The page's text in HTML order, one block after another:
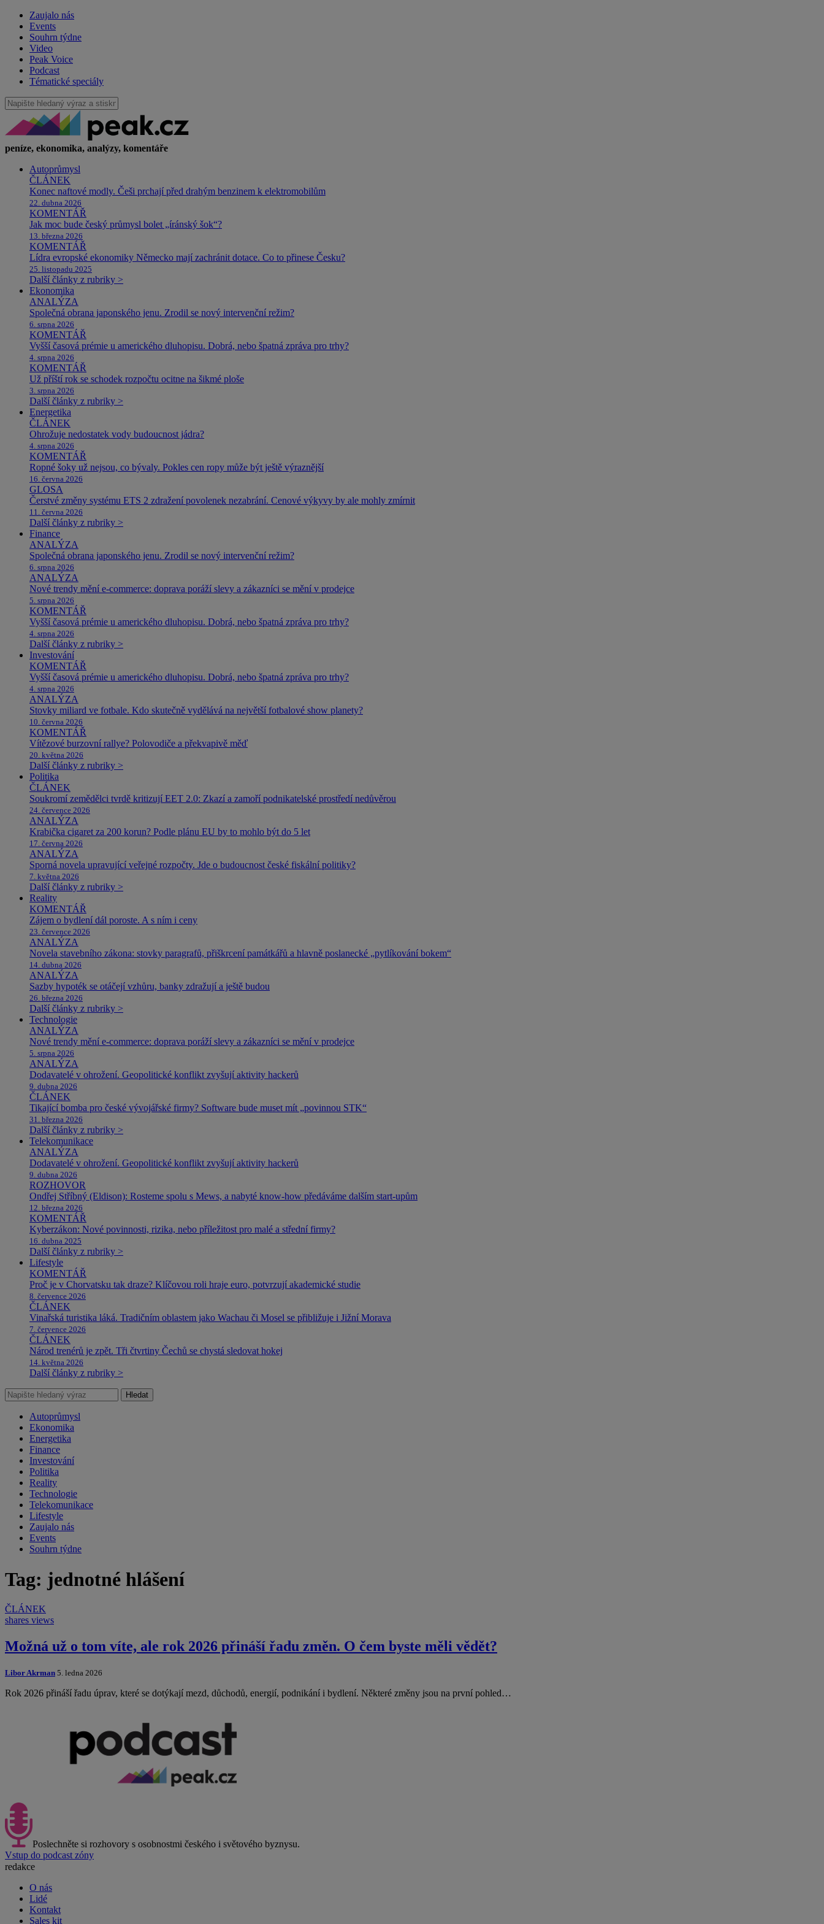
Zaujalo nás
Events
Souhrn týdne
Video
Peak Voice
Podcast
Tématické speciály
peníze, ekonomika, analýzy, komentáře
Autoprůmysl
ČLÁNEK
Konec naftové modly. Češi prchají před drahým benzinem k elektromobilům
22. dubna 2026
KOMENTÁŘ
Jak moc bude český průmysl bolet „íránský šok“?
13. března 2026
KOMENTÁŘ
Lídra evropské ekonomiky Německo mají zachránit dotace. Co to přinese Česku?
25. listopadu 2025
Další články z rubriky >
Ekonomika
ANALÝZA
Společná obrana japonského jenu. Zrodil se nový intervenční režim?
6. srpna 2026
KOMENTÁŘ
Vyšší časová prémie u amerického dluhopisu. Dobrá, nebo špatná zpráva pro trhy?
4. srpna 2026
KOMENTÁŘ
Už příští rok se schodek rozpočtu ocitne na šikmé ploše
3. srpna 2026
Další články z rubriky >
Energetika
ČLÁNEK
Ohrožuje nedostatek vody budoucnost jádra?
4. srpna 2026
KOMENTÁŘ
Ropné šoky už nejsou, co bývaly. Pokles cen ropy může být ještě výraznější
16. června 2026
GLOSA
Čerstvé změny systému ETS 2 zdražení povolenek nezabrání. Cenové výkyvy by ale mohly zmírnit
11. června 2026
Další články z rubriky >
Finance
ANALÝZA
Společná obrana japonského jenu. Zrodil se nový intervenční režim?
6. srpna 2026
ANALÝZA
Nové trendy mění e-commerce: doprava poráží slevy a zákazníci se mění v prodejce
5. srpna 2026
KOMENTÁŘ
Vyšší časová prémie u amerického dluhopisu. Dobrá, nebo špatná zpráva pro trhy?
4. srpna 2026
Další články z rubriky >
Investování
KOMENTÁŘ
Vyšší časová prémie u amerického dluhopisu. Dobrá, nebo špatná zpráva pro trhy?
4. srpna 2026
ANALÝZA
Stovky miliard ve fotbale. Kdo skutečně vydělává na největší fotbalové show planety?
10. června 2026
KOMENTÁŘ
Vítězové burzovní rallye? Polovodiče a překvapivě měď
20. května 2026
Další články z rubriky >
Politika
ČLÁNEK
Soukromí zemědělci tvrdě kritizují EET 2.0: Zkazí a zamoří podnikatelské prostředí nedůvěrou
24. července 2026
ANALÝZA
Krabička cigaret za 200 korun? Podle plánu EU by to mohlo být do 5 let
17. června 2026
ANALÝZA
Sporná novela upravující veřejné rozpočty. Jde o budoucnost české fiskální politiky?
7. května 2026
Další články z rubriky >
Reality
KOMENTÁŘ
Zájem o bydlení dál poroste. A s ním i ceny
23. července 2026
ANALÝZA
Novela stavebního zákona: stovky paragrafů, přiškrcení památkářů a hlavně poslanecké „pytlíkování bokem“
14. dubna 2026
ANALÝZA
Sazby hypoték se otáčejí vzhůru, banky zdražují a ještě budou
26. března 2026
Další články z rubriky >
Technologie
ANALÝZA
Nové trendy mění e-commerce: doprava poráží slevy a zákazníci se mění v prodejce
5. srpna 2026
ANALÝZA
Dodavatelé v ohrožení. Geopolitické konflikt zvyšují aktivity hackerů
9. dubna 2026
ČLÁNEK
Tikající bomba pro české vývojářské firmy? Software bude muset mít „povinnou STK“
31. března 2026
Další články z rubriky >
Telekomunikace
ANALÝZA
Dodavatelé v ohrožení. Geopolitické konflikt zvyšují aktivity hackerů
9. dubna 2026
ROZHOVOR
Ondřej Stříbný (Eldison): Rosteme spolu s Mews, a nabyté know-how předáváme dalším start-upům
12. března 2026
KOMENTÁŘ
Kyberzákon: Nové povinnosti, rizika, nebo příležitost pro malé a střední firmy?
16. dubna 2025
Další články z rubriky >
Lifestyle
KOMENTÁŘ
Proč je v Chorvatsku tak draze? Klíčovou roli hraje euro, potvrzují akademické studie
8. července 2026
ČLÁNEK
Vinařská turistika láká. Tradičním oblastem jako Wachau či Mosel se přibližuje i Jižní Morava
7. července 2026
ČLÁNEK
Národ trenérů je zpět. Tři čtvrtiny Čechů se chystá sledovat hokej
14. května 2026
Další články z rubriky >
Hledat
Autoprůmysl
Ekonomika
Energetika
Finance
Investování
Politika
Reality
Technologie
Telekomunikace
Lifestyle
Zaujalo nás
Events
Souhrn týdne
Tag: jednotné hlášení
ČLÁNEK
shares views
Možná už o tom víte, ale rok 2026 přináší řadu změn. O čem byste měli vědět?
Libor Akrman 5. ledna 2026
Rok 2026 přináší řadu úprav, které se dotýkají mezd, důchodů, energií, podnikání i bydlení. Některé změny jsou na první pohled…
Poslechněte si rozhovory s osobnostmi českého i světového byznysu.
Vstup do podcast zóny
redakce
O nás
Lidé
Kontakt
Sales kit